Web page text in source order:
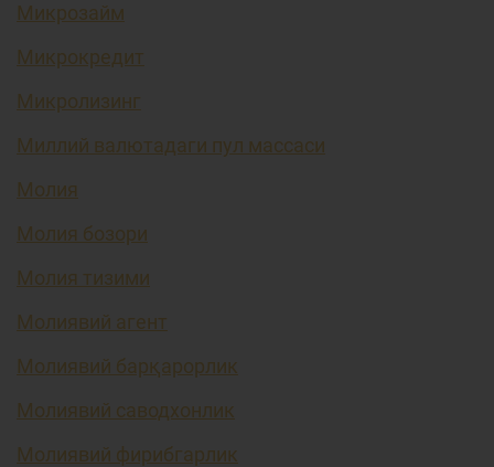
Микрозайм
Микрокредит
Микролизинг
Миллий валютадаги пул массаси
Молия
Молия бозори
Молия тизими
Молиявий агент
Молиявий барқарорлик
Молиявий саводхонлик
Молиявий фирибгарлик